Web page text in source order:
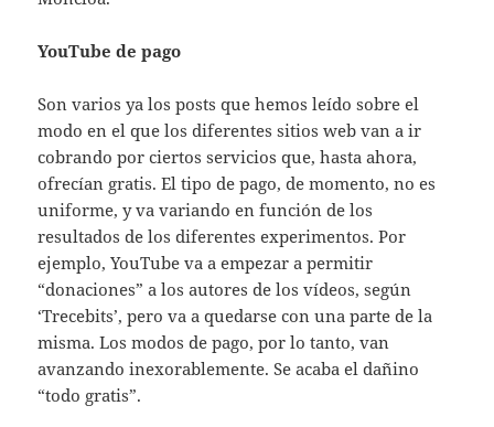
YouTube de pago
Son varios ya los posts que hemos leído sobre el
modo en el que los diferentes sitios web van a ir
cobrando por ciertos servicios que, hasta ahora,
ofrecían gratis. El tipo de pago, de momento, no es
uniforme, y va variando en función de los
resultados de los diferentes experimentos. Por
ejemplo, YouTube va a empezar a permitir
“donaciones” a los autores de los vídeos, según
‘Trecebits’, pero va a quedarse con una parte de la
misma. Los modos de pago, por lo tanto, van
avanzando inexorablemente. Se acaba el dañino
“todo gratis”.